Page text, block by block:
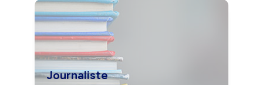
Journaliste